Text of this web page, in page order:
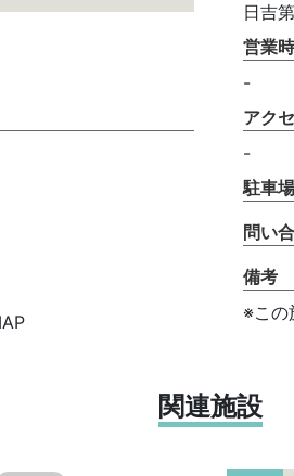
日吉
営業
-
アク
-
駐車
問い
備考
※この
関連施設